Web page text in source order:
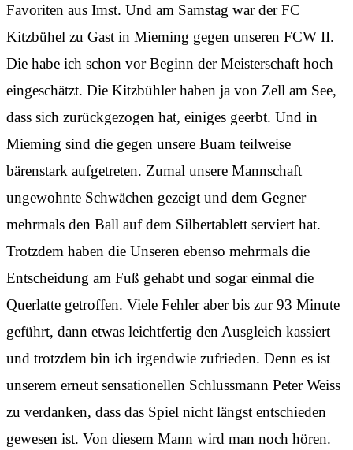
Favoriten aus Imst. Und am Samstag war der FC
Kitzbühel zu Gast in Mieming gegen unseren FCW II.
Die habe ich schon vor Beginn der Meisterschaft hoch
eingeschätzt. Die Kitzbühler haben ja von Zell am See,
dass sich zurückgezogen hat, einiges geerbt. Und in
Mieming sind die gegen unsere Buam teilweise
bärenstark aufgetreten. Zumal unsere Mannschaft
ungewohnte Schwächen gezeigt und dem Gegner
mehrmals den Ball auf dem Silbertablett serviert hat.
Trotzdem haben die Unseren ebenso mehrmals die
Entscheidung am Fuß gehabt und sogar einmal die
Querlatte getroffen. Viele Fehler aber bis zur 93 Minute
geführt, dann etwas leichtfertig den Ausgleich kassiert –
und trotzdem bin ich irgendwie zufrieden. Denn es ist
unserem erneut sensationellen Schlussmann Peter Weiss
zu verdanken, dass das Spiel nicht längst entschieden
gewesen ist. Von diesem Mann wird man noch hören.